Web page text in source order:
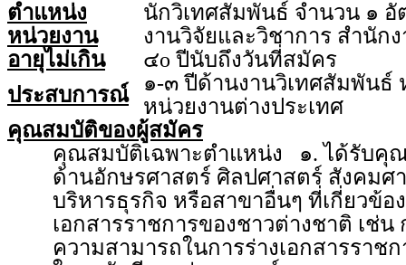
ตำแหน่ง
นักวิเทศสัมพันธ์ จำนวน ๑ อั
หน่วยงาน
งานวิจัยและวิชาการ สำนัก
อายุไม่เกิน
๔o ปีนับถึงวันที่สมัคร
ประสบการณ์
๑-๓ ปีด้านงานวิเทศสัมพันธ์
หน่วยงานต่างประเทศ
คุณสมบัติของผู้สมัคร
คุณสมบัติเฉพาะตำแหน่ง ๑. ได้รับ
ด้านอักษรศาสตร์ ศิลปศาสตร์ สังคม
บริหารธุรกิจ หรือสาขาอื่นๆ ที่เกี่ยวข้
เอกสารราชการของชาวต่างชาติ เช่
ความสามารถในการร่างเอกสารรา